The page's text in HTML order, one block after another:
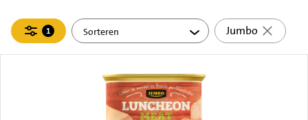
Filteren
1
actief
Jumbo